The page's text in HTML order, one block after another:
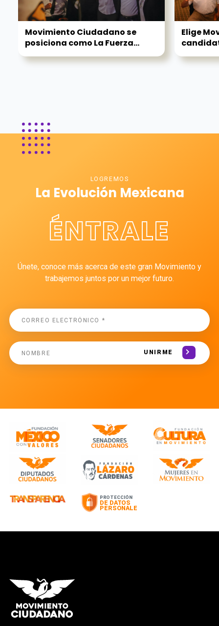
Movimiento Ciudadano se
posiciona como La Fuerza...
Elige
LOGREMOS
La Evolución Mexicana
ÉNTRALE
Únete, conoce más acerca de este gran Movimiento y
trabajemos juntos por un mejor futuro.
UNIRME